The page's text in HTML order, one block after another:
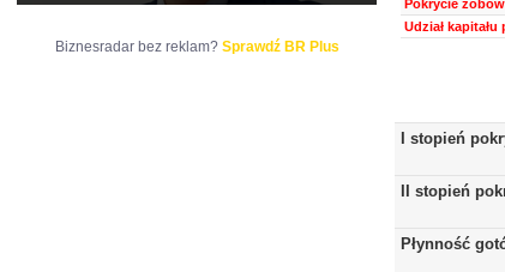
Pokrycie
Udział
I stopień
II stopień
Płynność
Biznesradar bez reklam? Sprawdź BR Plus